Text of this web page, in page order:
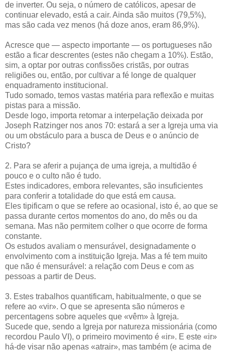
de inverter. Ou seja, o número de católicos, apesar de
continuar elevado, está a cair. Ainda são muitos (79,5%),
mas são cada vez menos (há doze anos, eram 86,9%).
Acresce que — aspecto importante — os portugueses não
estão a ficar descrentes (estes não chegam a 10%). Estão,
sim, a optar por outras confissões cristãs, por outras
religiões ou, então, por cultivar a fé longe de qualquer
enquadramento institucional.
Tudo somado, temos vastas matéria para reflexão e muitas
pistas para a missão.
Desde logo, importa retomar a interpelação deixada por
Joseph Ratzinger nos anos 70: estará a ser a Igreja uma via
ou um obstáculo para a busca de Deus e o anúncio de
Cristo?
2. Para se aferir a pujança de uma igreja, a multidão é
pouco e o culto não é tudo.
Estes indicadores, embora relevantes, são insuficientes
para conferir a totalidade do que está em causa.
Eles tipificam o que se refere ao ocasional, isto é, ao que se
passa durante certos momentos do ano, do mês ou da
semana. Mas não permitem colher o que ocorre de forma
constante.
Os estudos avaliam o mensurável, designadamente o
envolvimento com a instituição Igreja. Mas a fé tem muito
que não é mensurável: a relação com Deus e com as
pessoas a partir de Deus.
3. Estes trabalhos quantificam, habitualmente, o que se
refere ao «vir». O que se apresenta são números e
percentagens sobre aqueles que «vêm» à Igreja.
Sucede que, sendo a Igreja por natureza missionária (como
recordou Paulo VI), o primeiro movimento é «ir». E este «ir»
há-de visar não apenas «atrair», mas também (e acima de